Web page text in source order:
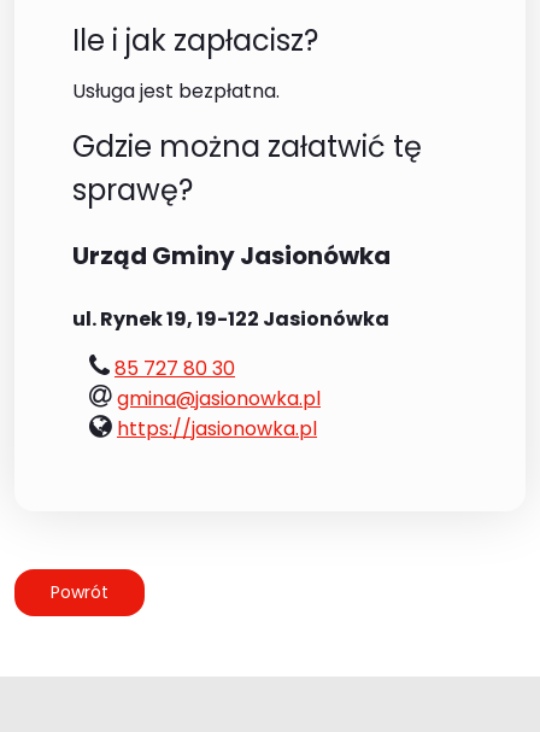
Ile i jak zapłacisz?
Usługa jest bezpłatna.
Gdzie można załatwić tę
sprawę?
Urząd Gminy Jasionówka
ul. Rynek 19, 19-122 Jasionówka
tel.:
85 727 80 30
e-
mail:
gmina@jasionowka.pl
www:
https://jasionowka.pl
Powrót